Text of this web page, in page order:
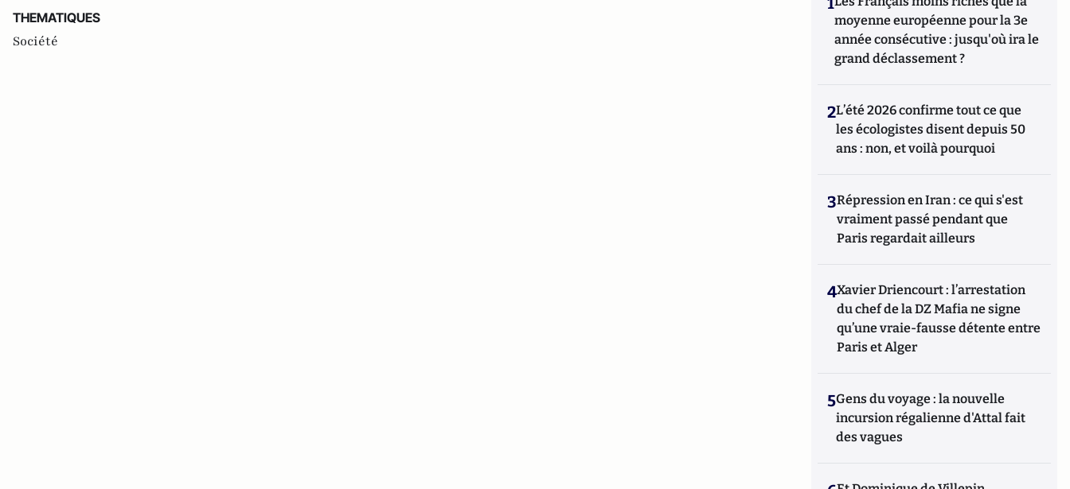
THEMATIQUES
Société
moyenne européenne pour la 3e
année consécutive : jusqu'où ira le
grand déclassement ?
2L’été 2026 confirme tout ce que
les écologistes disent depuis 50
ans : non, et voilà pourquoi
3Répression en Iran : ce qui s'est
vraiment passé pendant que
Paris regardait ailleurs
4Xavier Driencourt : l’arrestation
du chef de la DZ Mafia ne signe
qu’une vraie-fausse détente entre
Paris et Alger
5Gens du voyage : la nouvelle
incursion régalienne d'Attal fait
des vagues